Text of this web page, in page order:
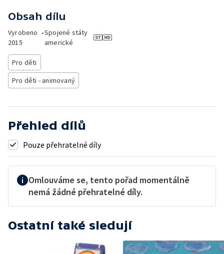
Obsah dílu
Vyrobeno
2015
•Spojené státy
americké
Pro děti
Pro děti - animovaný
Přehled dílů
Pouze přehratelné díly
Omlouváme se, tento pořad momentálně
nemá žádné přehratelné díly.
Ostatní také sledují